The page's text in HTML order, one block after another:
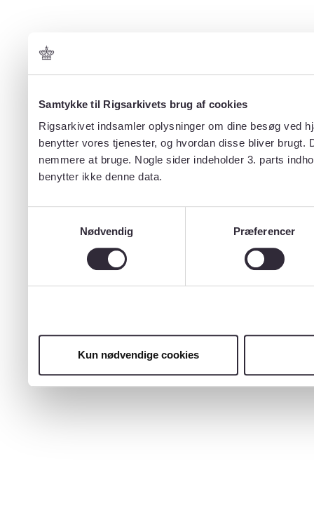
Samtykke til Rigsarkivets brug af cookies
Rigsarkivet indsamler oplysninger om dine besøg ved
benytter vores tjenester, og hvordan disse bliver
nemmere at bruge. Nogle sider indeholder 3. parts
benytter ikke denne data.
Nødvendig
Præferencer
Kun nødvendige cookies